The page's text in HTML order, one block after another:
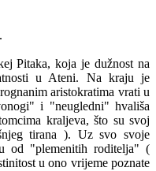
Pitaka, koja je dužnost na
u Ateni. Na kraju je
aristokratima vrati u
i "neugledni" hvališa
kraljeva, što su svoj
tirana ). Uz svo svoje
od "plemenitih roditelja" (
u ono vrijeme poznate